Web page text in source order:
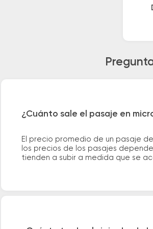
¿Cuánto sale el pasaje en
El precio promedio de un pasaje
los precios de los pasajes
tienden a subir a medida que se